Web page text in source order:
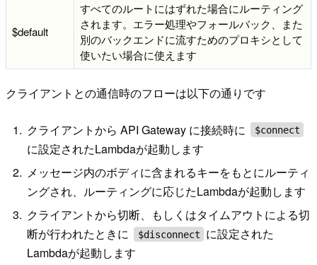
$default
すべてのルートにはずれた場合にルーティング
されます。エラー処理やフォールバック、また
別のバックエンドに流すためのプロキシとして
使いたい場合に使えます
クライアントとの通信時のフローは以下の通りです
クライアントから API Gateway に接続時に $connect
に設定されたLambdaが起動します
メッセージ内のボディに含まれるキーをもとにルーティ
ングされ、ルーティングに応じたLambdaが起動します
クライアントから切断、もしくはタイムアウトによる切
断が行われたときに
$disconnect
に設定された
Lambdaが起動します